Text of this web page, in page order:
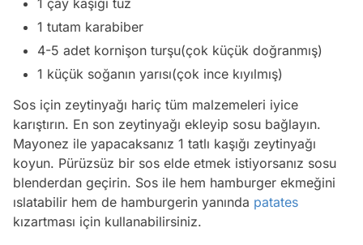
1 çay kaşığı tuz
1 tutam karabiber
4-5 adet kornişon turşu(çok küçük doğranmış)
1 küçük soğanın yarısı(çok ince kıyılmış)
Sos için zeytinyağı hariç tüm malzemeleri iyice
karıştırın. En son zeytinyağı ekleyip sosu bağlayın.
Mayonez ile yapacaksanız 1 tatlı kaşığı zeytinyağı
koyun. Pürüzsüz bir sos elde etmek istiyorsanız sosu
blenderdan geçirin. Sos ile hem hamburger ekmeğini
ıslatabilir hem de hamburgerin yanında patates
kızartması için kullanabilirsiniz.